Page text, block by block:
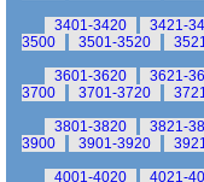
3401-3420
3421-
3500
3501-3520
3601-3620
3621-
3700
3701-3720
3801-3820
3821-
3900
3901-3920
4001-4020
4021-